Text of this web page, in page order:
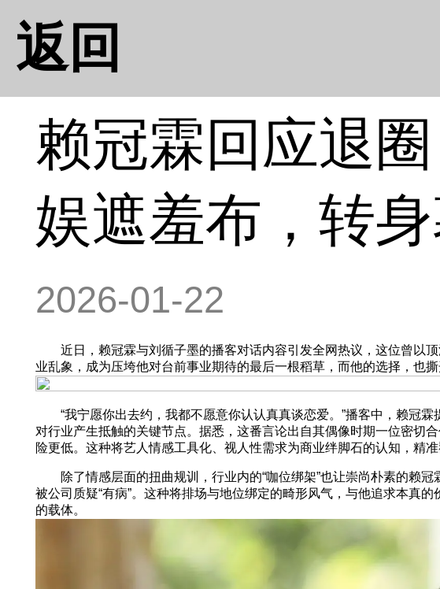
返回
赖冠霖回应退
娱遮羞布，转
2026-01-22
近日，赖冠霖与刘循子墨的播客对话内容引发全网热议，这位曾以顶
业乱象，成为压垮他对台前事业期待的最后一根稻草，而他的选择，也
“我宁愿你出去约，我都不愿意你认认真真谈恋爱。”播客中，赖冠霖
对行业产生抵触的关键节点。据悉，这番言论出自其偶像时期一位密切
险更低。这种将艺人情感工具化、视人性需求为商业绊脚石的认知，精
除了情感层面的扭曲规训，行业内的“咖位绑架”也让崇尚朴素的赖冠
被公司质疑“有病”。这种将排场与地位绑定的畸形风气，与他追求本真
的载体。